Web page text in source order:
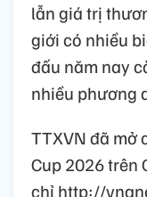
lẫn giá trị
giới có nhiều
đấu năm nay
nhiều phương
TTXVN đã mở
Cup 2026 trên
chỉ http://